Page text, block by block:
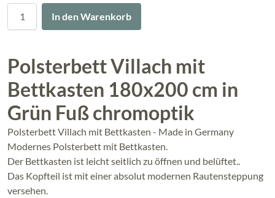
In den Warenkorb
Polsterbett Villach mit
Bettkasten 180x200 cm in
Grün Fuß chromoptik
Polsterbett Villach mit Bettkasten - Made in Germany
Modernes Polsterbett mit Bettkasten.
Der Bettkasten ist leicht seitlich zu öffnen und belüftet..
Das Kopfteil ist mit einer absolut modernen Rautensteppung
versehen.